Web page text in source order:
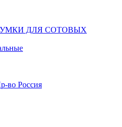
ДЛЯ СОТОВЫХ
Россия